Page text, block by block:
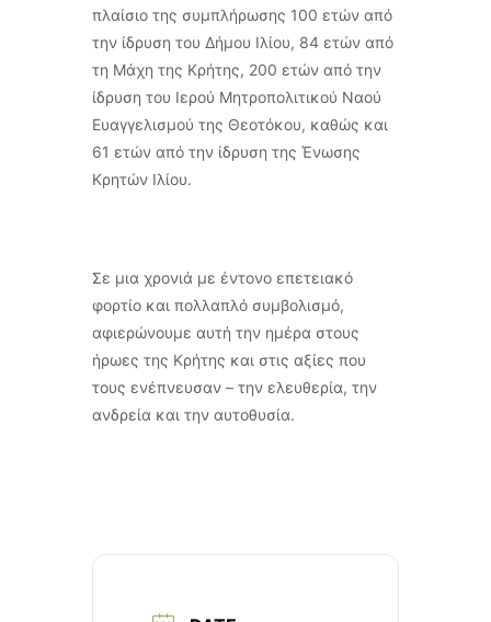
πλαίσιο της συμπλήρωσης 100 ετών από
την ίδρυση του Δήμου Ιλίου, 84 ετών από
τη Μάχη της Κρήτης, 200 ετών από την
ίδρυση του Ιερού Μητροπολιτικού Ναού
Ευαγγελισμού της Θεοτόκου, καθώς και
61 ετών από την ίδρυση της Ένωσης
Κρητών Ιλίου.
Σε μια χρονιά με έντονο επετειακό
φορτίο και πολλαπλό συμβολισμό,
αφιερώνουμε αυτή την ημέρα στους
ήρωες της Κρήτης και στις αξίες που
τους ενέπνευσαν – την ελευθερία, την
ανδρεία και την αυτοθυσία.